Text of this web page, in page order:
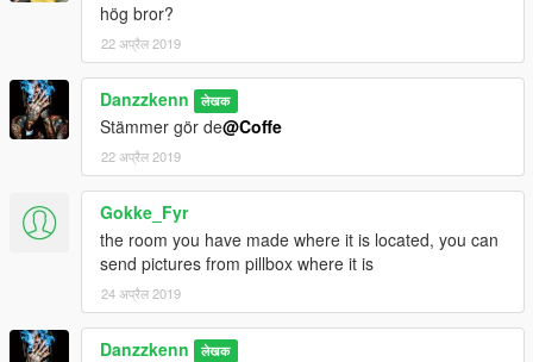
hög bror?
22 अप्रैल 2019
Danzzkenn लेखक
Stämmer gör de@Coffe
22 अप्रैल 2019
Gokke_Fyr
the room you have made where it is located, you can
send pictures from pillbox where it is
24 अप्रैल 2019
Danzzkenn लेखक